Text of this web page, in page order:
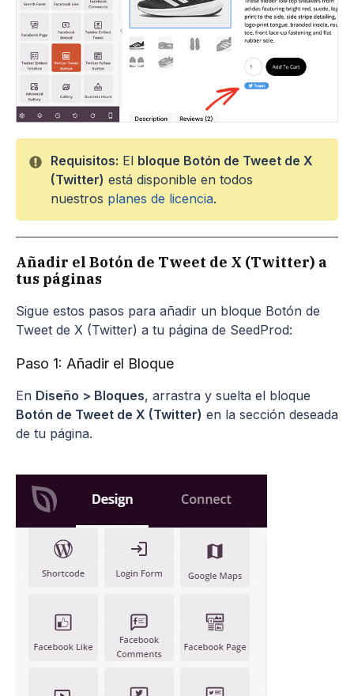
Requisitos: El bloque Botón de Tweet de X
(Twitter) está disponible en todos
nuestros planes de licencia.
Añadir el Botón de Tweet de X (Twitter) a
tus páginas
Sigue estos pasos para añadir un bloque Botón de
Tweet de X (Twitter) a tu página de SeedProd:
Paso 1: Añadir el Bloque
En Diseño > Bloques, arrastra y suelta el bloque
Botón de Tweet de X (Twitter) en la sección deseada
de tu página.